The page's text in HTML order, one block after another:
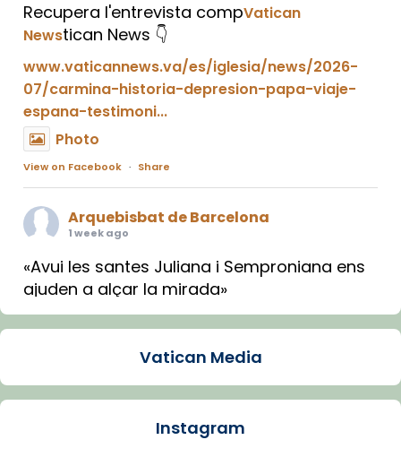
Recupera l'entrevista compVatican
Newstican News 👇
www.vaticannews.va/es/iglesia/news/2026-
07/carmina-historia-depresion-papa-viaje-
espana-testimoni...
Photo
View on Facebook · Share
Arquebisbat de Barcelona
1 week ago
«Avui les santes Juliana i Semproniana ens
ajuden a alçar la mirada»
Mons. Sergi Gordo, bisbe de Tortosa, ha
Santes de Mataró.
🔗tinyurl.com/cvu5jmbk
Vatican Media
Instagram